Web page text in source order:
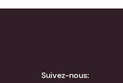
Suivez-nous: